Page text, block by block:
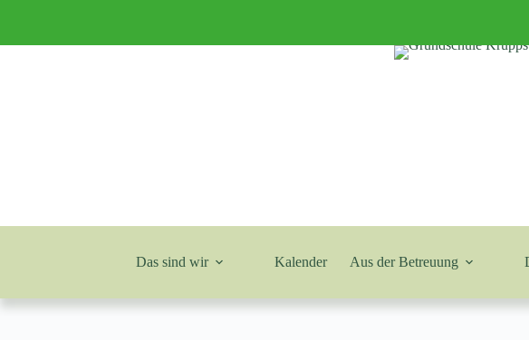
Das sind wir Kalender Aus der Betreuung